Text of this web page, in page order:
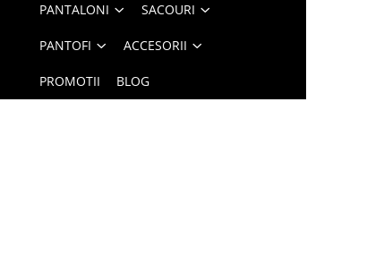
PANTALONI SACOURI
PANTOFI ACCESORII
PROMOTII BLOG